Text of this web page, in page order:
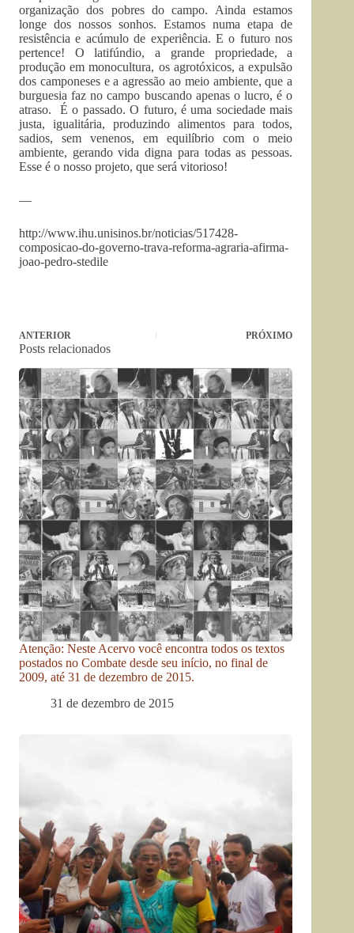
organização dos pobres do campo. Ainda estamos
longe dos nossos sonhos. Estamos numa etapa de
resistência e acúmulo de experiência. E o futuro nos
pertence! O latifúndio, a grande propriedade, a
produção em monocultura, os agrotóxicos, a expulsão
dos camponeses e a agressão ao meio ambiente, que a
burguesia faz no campo buscando apenas o lucro, é o
atraso. É o passado. O futuro, é uma sociedade mais
justa, igualitária, produzindo alimentos para todos,
sadios, sem venenos, em equilíbrio com o meio
ambiente, gerando vida digna para todas as pessoas.
Esse é o nosso projeto, que será vitorioso!
—
http://www.ihu.unisinos.br/noticias/517428-
composicao-do-governo-trava-reforma-agraria-afirma-
joao-pedro-stedile
ANTERIOR PRÓXIMO
Posts relacionados
Atenção: Neste Acervo você encontra todos os textos
postados no Combate desde seu início, no final de
2009, até 31 de dezembro de 2015.
31 de dezembro de 2015